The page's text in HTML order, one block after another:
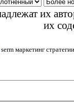
их
их
serm маркетинг